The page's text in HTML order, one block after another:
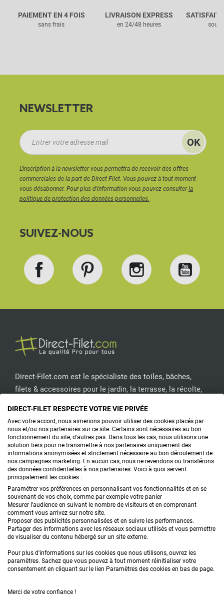
PAIEMENT EN 4 FOIS
sans frais
LIVRAISON EXPRESS
en 24/48 heures
SATISFAIT
sous
NEWSLETTER
L'inscription à la newsletter vous permettra de recevoir des offres
commerciales de la part de Direct Filet. Vous pouvez à tout moment
vous désabonner. Pour plus d'information vous pouvez consulterla
politique de protection des données personnelles.
SUIVEZ-NOUS
Direct-Filet.com est le spécialiste des toiles, bâches,
filets & accessoires pour le jardin, la terrasse, la récolte,
CONTACTEZ-NOUS
PRODUITS
CONSEILS
FAQ
DEMANDE DE DEVIS
DIRECT-FILET RESPECTE VOTRE VIE PRIVÉE
Avec votre accord, nous aimerions pouvoir utiliser des cookies placés par
nous et/ou nos partenaires sur ce site. Certains sont nécessaires au bon
fonctionnement du site, d'autres pas. Dans tous les cas, nous utilisons une
solution tiers pour ne transmettre à nos partenaires uniquement des
informations anonymisées et strictement nécessaire au bon déroulement de
nos campagnes marketing. En aucun cas, nous ne revendons ou transférons
des données confidentielles à nos partenaires. Voici à quoi servent
principalement les cookies :
Paramétrer vos préférences en personnalisant vos fonctionnalités et en se
souvenant de vos choix, comme par exemple votre panier
Mesurer l’audience en suivant le nombre de visiteurs et en comprenant
comment vous arrivez sur notre site.
Proposer des publicités personnalisées et en suivre les performances.
Partager des informations avec les réseaux sociaux utilisés et vous permettre
de visualiser du contenu hébergé sur un site externe.
Pour plus d'informations sur les cookies que nous utilisons, ouvrez les
paramètres. Sachez que vous pouvez à tout moment réinitialiser votre
consentement en cliquant sur le lien Paramètres des cookies en bas de page.
Merci de votre confiance !